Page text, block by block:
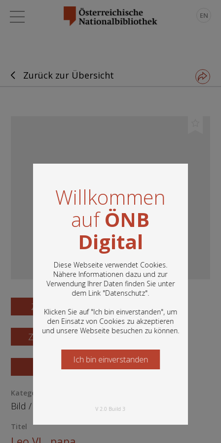
Willkommen
aufÖNB
Digital
Diese Webseite verwendet Cookies.
Nähere Informationen dazu und zur
Verwendung Ihrer Daten finden Sie unter
dem Link "Datenschutz".
Klicken Sie auf "Ich bin einverstanden", um
den Einsatz von Cookies zu akzeptieren
und unsere Webseite besuchen zu können.
In diesem Portal finden Sie die digitalen
Bestände der Österreichischen
Nationalbibliothek: Bücher, Fotografien,
Grafiken und vieles mehr.
Ich bin einverstanden
Starten Sie jetzt
V 2.0 Build 3
EN
Zurück zur Übersicht
Zum Digitalisat
Zum Katalogisat
Zur Vorschau
Kategorie / Medientyp
Bild/
Titel